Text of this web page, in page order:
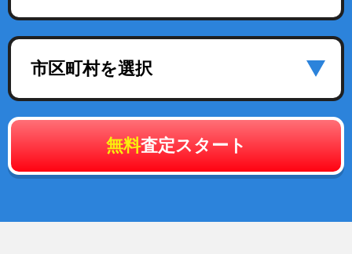
市区町村を選択
無料査定スタート